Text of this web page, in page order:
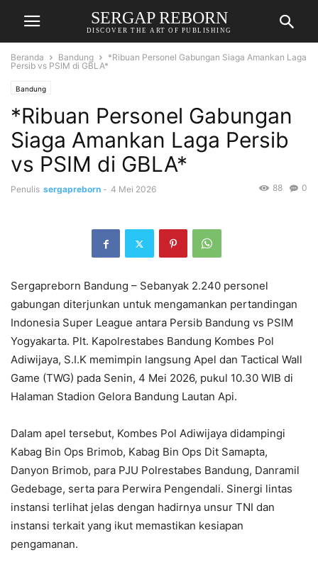
SERGAP REBORN
DISCOVER THE ART OF PUBLISHING
Beranda Bandung
*Ribuan Personel Gabungan Siaga Amankan Laga
Persib vs PSIM di GBLA*
Bandung
*Ribuan Personel Gabungan
Siaga Amankan Laga Persib
vs PSIM di GBLA*
Penulis sergapreborn - 4 Mei 2026 0
88
Sergapreborn Bandung – Sebanyak 2.240 personel
gabungan diterjunkan untuk mengamankan pertandingan
Indonesia Super League antara Persib Bandung vs PSIM
Yogyakarta. Plt. Kapolrestabes Bandung Kombes Pol
Adiwijaya, S.I.K memimpin langsung Apel dan Tactical Wall
Game (TWG) pada Senin, 4 Mei 2026, pukul 10.30 WIB di
Halaman Stadion Gelora Bandung Lautan Api.
Dalam apel tersebut, Kombes Pol Adiwijaya didampingi
Kabag Bin Ops Brimob, Kabag Bin Ops Dit Samapta,
Danyon Brimob, para PJU Polrestabes Bandung, Danramil
Gedebage, serta para Perwira Pengendali. Sinergi lintas
instansi terlihat jelas dengan hadirnya unsur TNI dan
instansi terkait yang ikut memastikan kesiapan
pengamanan.